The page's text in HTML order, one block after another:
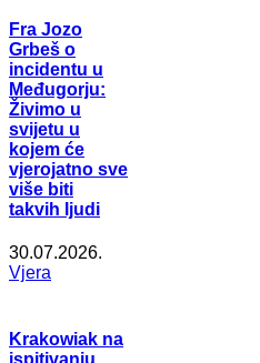
Fra Jozo
Grbeš o
incidentu u
Međugorju:
Živimo u
svijetu u
kojem će
vjerojatno sve
više biti
takvih ljudi
30.07.2026.
Vjera
Krakowiak na